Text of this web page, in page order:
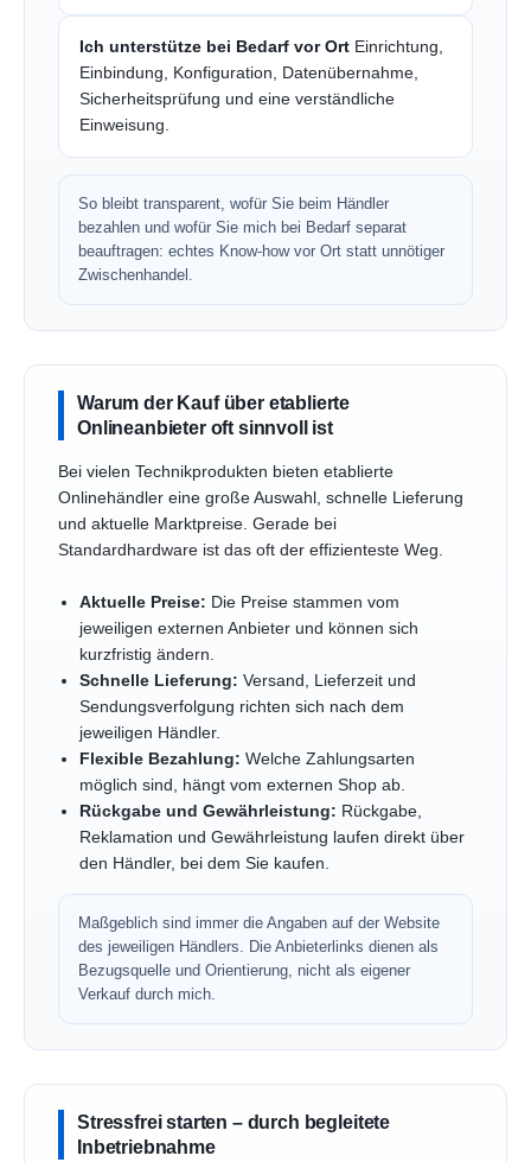
Ich unterstütze bei Bedarf vor Ort Einrichtung,
Einbindung, Konfiguration, Datenübernahme,
Sicherheitsprüfung und eine verständliche
Einweisung.
So bleibt transparent, wofür Sie beim Händler
bezahlen und wofür Sie mich bei Bedarf separat
beauftragen: echtes Know-how vor Ort statt unnötiger
Zwischenhandel.
Warum der Kauf über etablierte
Onlineanbieter oft sinnvoll ist
Bei vielen Technikprodukten bieten etablierte
Onlinehändler eine große Auswahl, schnelle Lieferung
und aktuelle Marktpreise. Gerade bei
Standardhardware ist das oft der effizienteste Weg.
Aktuelle Preise: Die Preise stammen vom
jeweiligen externen Anbieter und können sich
kurzfristig ändern.
Schnelle Lieferung: Versand, Lieferzeit und
Sendungsverfolgung richten sich nach dem
jeweiligen Händler.
Flexible Bezahlung: Welche Zahlungsarten
möglich sind, hängt vom externen Shop ab.
Rückgabe und Gewährleistung: Rückgabe,
Reklamation und Gewährleistung laufen direkt über
den Händler, bei dem Sie kaufen.
Maßgeblich sind immer die Angaben auf der Website
des jeweiligen Händlers. Die Anbieterlinks dienen als
Bezugsquelle und Orientierung, nicht als eigener
Verkauf durch mich.
Stressfrei starten – durch begleitete
Inbetriebnahme